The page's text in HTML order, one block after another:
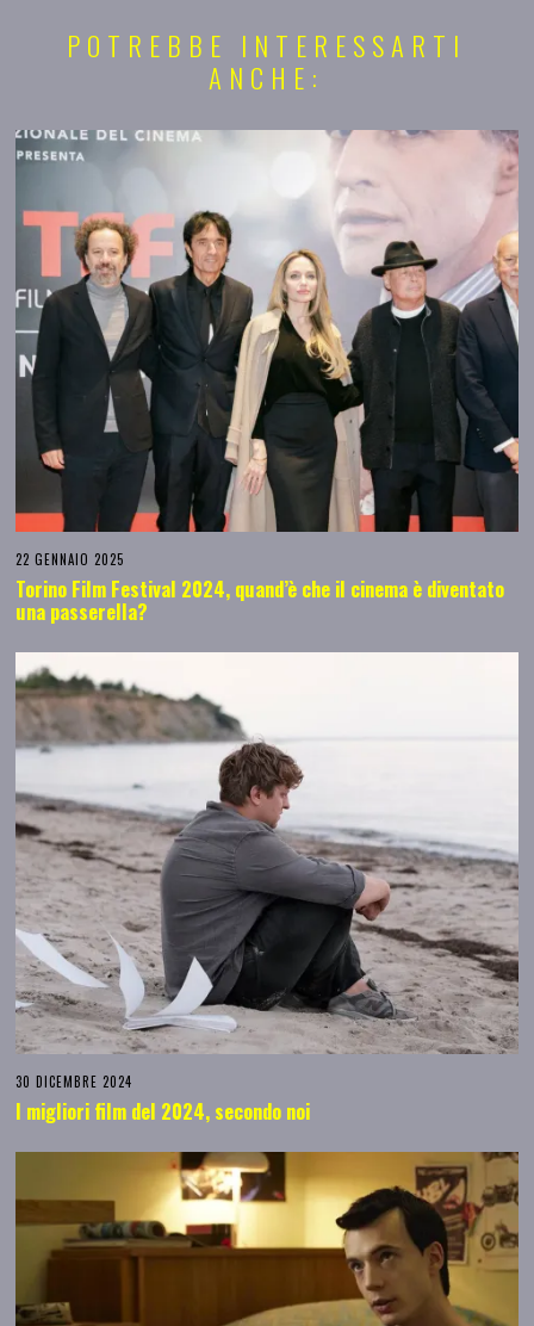
POTREBBE INTERESSARTI
ANCHE:
22 GENNAIO 2025
Torino Film Festival 2024, quand’è che il cinema è diventato
una passerella?
30 DICEMBRE 2024
I migliori film del 2024, secondo noi